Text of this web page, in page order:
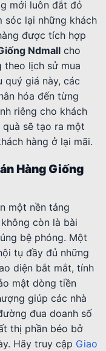
mới luôn đắt đỏ
sóc lại những khách
được tích hợp
Ndmall cho
theo lịch sử mua
quý giá này, các
hóa đến từng
riêng cho khách
sẽ tạo ra một
hàng ở lại mãi.
Hàng Giống
một nền tảng
còn là bài
bệ phóng. Một
tụ đầy đủ những
diện bắt mắt, tính
mật dòng tiền
giúp các nhà
đua doanh số
thị phần béo bở
Hãy truy cập Giao